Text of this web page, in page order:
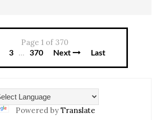
Page 1 of 370
3 ... 370 Next Last
Powered by Translate